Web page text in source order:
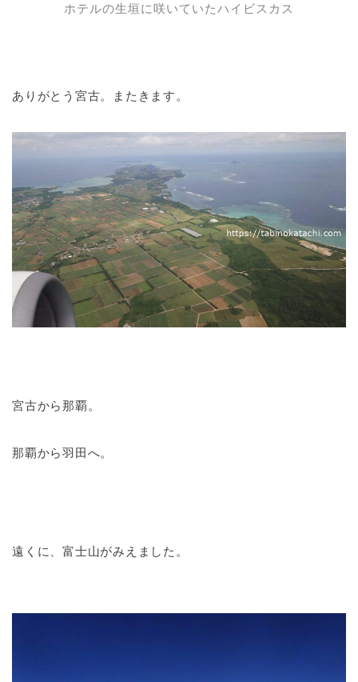
ホテルの生垣に咲いていたハイビスカス
ありがとう宮古。またきます。
宮古から那覇。
那覇から羽田へ。
遠くに、富士山がみえました。